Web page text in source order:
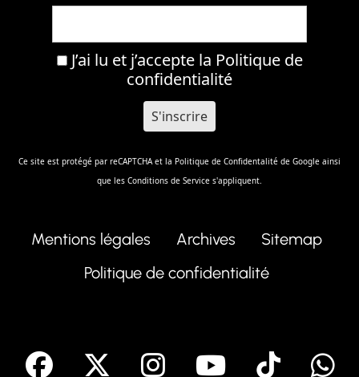
J’ai lu et j’accepte la Politique de
confidentialité
Ce site est protégé par reCAPTCHA et la Politique de Confidentalité de Google ainsi
que les Conditions de Service s'appliquent.
Mentions légales Archives
Sitemap
Politique de confidentialité
facebook Instagram
Youtube
Tik